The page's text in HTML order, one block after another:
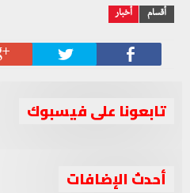
أقسام أخبار
تابعونا على فيسبوك
أحدث الإضافات